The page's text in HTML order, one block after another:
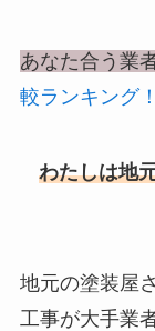
あなた合う業
較ランキング
わたしは地
地元の塗装屋
工事が大手業